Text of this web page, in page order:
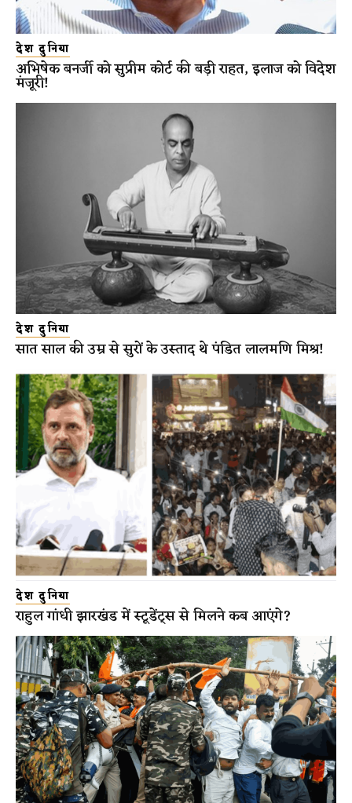
देश दुनिया
अभिषेक बनर्जी को सुप्रीम कोर्ट की बड़ी राहत, इलाज को विदेश
मंजूरी!
देश दुनिया
सात साल की उम्र से सुरों के उस्ताद थे पंडित लालमणि मिश्र!
देश दुनिया
राहुल गांधी झारखंड में स्टूडेंट्स से मिलने कब आएंगे?